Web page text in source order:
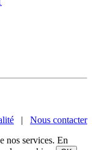
| Nous contacter
nos services. En